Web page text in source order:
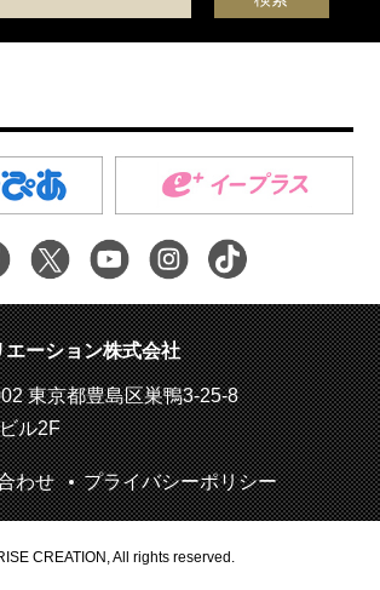
エーション株式会社
東京都豊島区巣鴨3-25-8
ル2F
わせ プライバシーポリシー
CREATION, All rights reserved.